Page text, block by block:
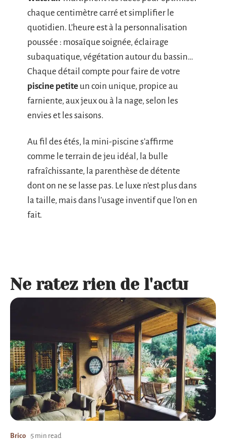
chaque centimètre carré et simplifier le
quotidien. L’heure est à la personnalisation
poussée : mosaïque soignée, éclairage
subaquatique, végétation autour du bassin…
Chaque détail compte pour faire de votre
piscine petite un coin unique, propice au
farniente, aux jeux ou à la nage, selon les
envies et les saisons.
Au fil des étés, la mini-piscine s’affirme
comme le terrain de jeu idéal, la bulle
rafraîchissante, la parenthèse de détente
dont on ne se lasse pas. Le luxe n’est plus dans
la taille, mais dans l’usage inventif que l’on en
fait.
Ne ratez rien de l'actu
Brico 5 min read